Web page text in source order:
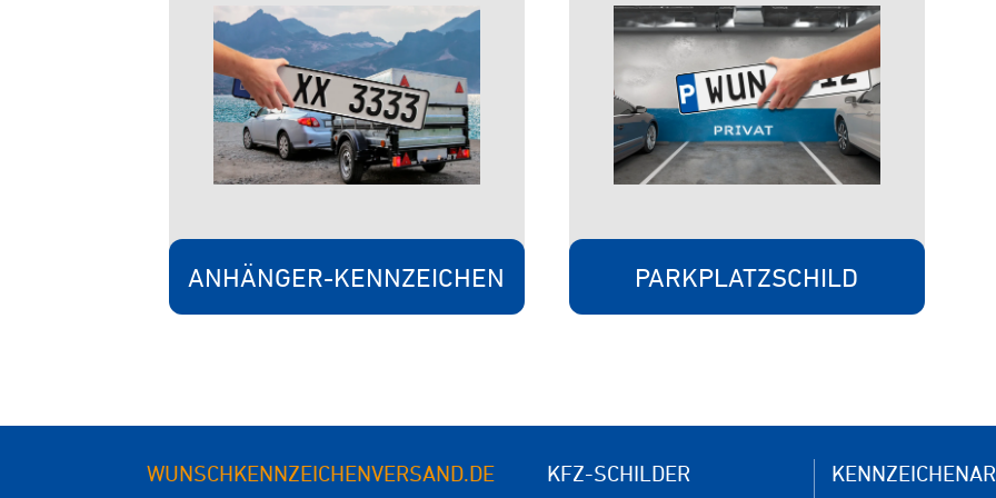
ANHÄNGER-KENNZEICHEN PARKPLATZSCHILD
WUNSCHKENNZEICHENVERSAND.DE KFZ-SCHILDER